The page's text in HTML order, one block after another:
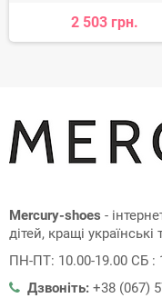
2 503 грн.
Mercury-shoes -
дітей, кращі
ПН-ПТ: 10.00-19.00 СБ :
Дзвоніть: +38 (067)